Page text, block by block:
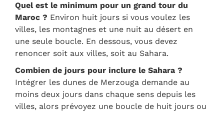
Quel est le minimum pour un grand tour du
Maroc ? Environ huit jours si vous voulez les
villes, les montagnes et une nuit au désert en
une seule boucle. En dessous, vous devez
renoncer soit aux villes, soit au Sahara.
Combien de jours pour inclure le Sahara ?
Intégrer les dunes de Merzouga demande au
moins deux jours dans chaque sens depuis les
villes, alors prévoyez une boucle de huit jours ou